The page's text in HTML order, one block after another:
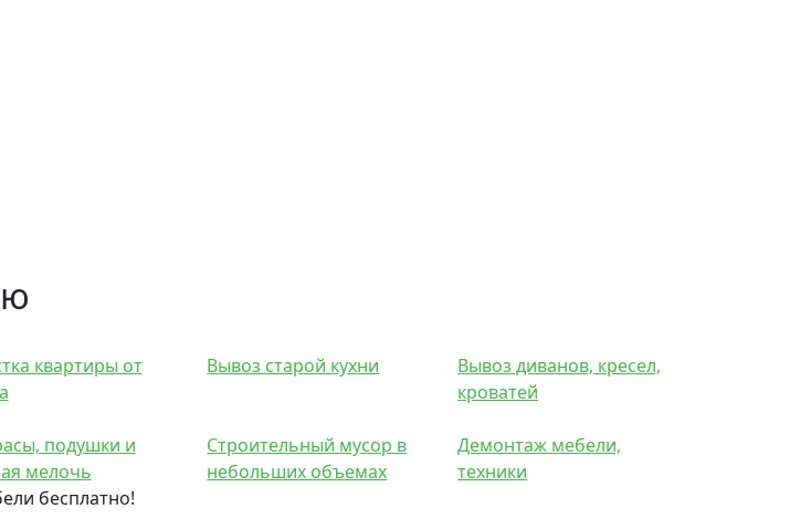
квартиры от
Вывоз старой кухни
Вывоз диванов, кресел,
кроватей
подушки и
мелочь
Строительный мусор в
небольших объемах
Демонтаж мебели,
техники
бесплатно!